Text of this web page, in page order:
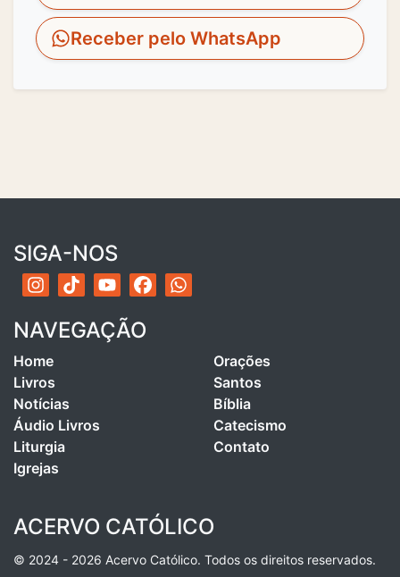
Receber pelo WhatsApp
SIGA-NOS
NAVEGAÇÃO
Home
Livros
Notícias
Áudio Livros
Liturgia
Igrejas
Orações
Santos
Bíblia
Catecismo
Contato
ACERVO CATÓLICO
© 2024 - 2026 Acervo Católico. Todos os direitos reservados.